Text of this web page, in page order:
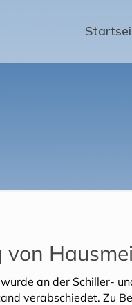
von
an der Schiller-
verabschiedet. Zu